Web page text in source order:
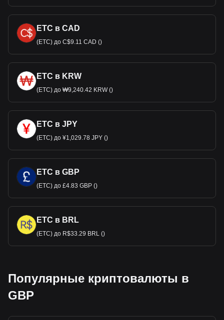
ETC в CAD
(ETC) до C$9.11 CAD ()
ETC в KRW
(ETC) до ₩9,240.42 KRW ()
ETC в JPY
(ETC) до ¥1,029.78 JPY ()
ETC в GBP
(ETC) до £4.83 GBP ()
ETC в BRL
(ETC) до R$33.29 BRL ()
Популярные криптовалюты в
GBP